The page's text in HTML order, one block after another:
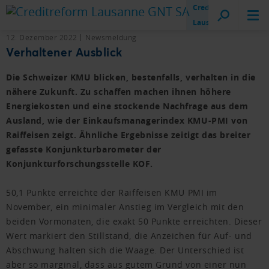
Creditreform
Lausanne
12. Dezember 2022 Newsmeldung
Verhaltener Ausblick
Die Schweizer KMU blicken, bestenfalls, verhalten in die
nähere Zukunft. Zu schaffen machen ihnen höhere
Energiekosten und eine stockende Nachfrage aus dem
Ausland, wie der Einkaufsmanagerindex KMU-PMI von
Raiffeisen zeigt. Ähnliche Ergebnisse zeitigt das breiter
gefasste Konjunkturbarometer der
Konjunkturforschungsstelle KOF.
50,1 Punkte erreichte der Raiffeisen KMU PMI im
November, ein minimaler Anstieg im Vergleich mit den
beiden Vormonaten, die exakt 50 Punkte erreichten. Dieser
Wert markiert den Stillstand, die Anzeichen für Auf- und
Abschwung halten sich die Waage. Der Unterschied ist
aber so marginal, dass aus gutem Grund von einer nun